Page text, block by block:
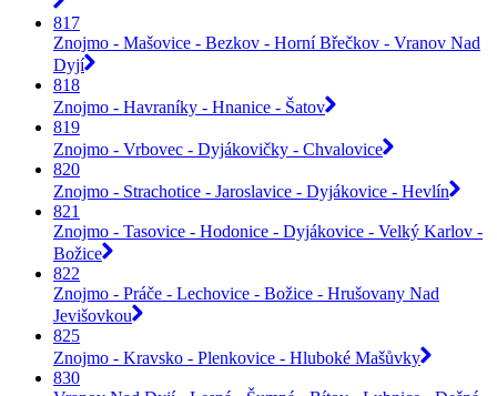
817
Znojmo - Mašovice - Bezkov - Horní Břečkov - Vranov Nad
Dyjí
818
Znojmo - Havraníky - Hnanice - Šatov
819
Znojmo - Vrbovec - Dyjákovičky - Chvalovice
820
Znojmo - Strachotice - Jaroslavice - Dyjákovice - Hevlín
821
Znojmo - Tasovice - Hodonice - Dyjákovice - Velký Karlov -
Božice
822
Znojmo - Práče - Lechovice - Božice - Hrušovany Nad
Jevišovkou
825
Znojmo - Kravsko - Plenkovice - Hluboké Mašůvky
830